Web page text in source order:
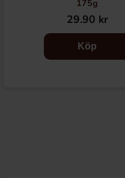
175g
29.90 kr
Köp